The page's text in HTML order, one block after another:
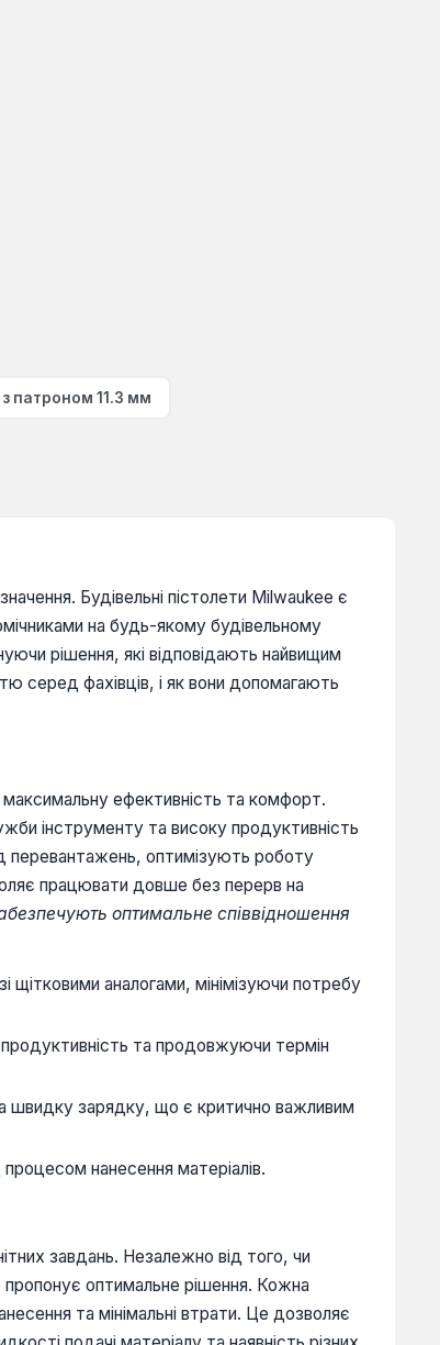
з патроном 11.3 мм
Будівельні пістолети Milwaukee є
на будь-якому будівельному
рішення, які відповідають найвищим
серед фахівців, і як вони допомагають
максимальну ефективність та комфорт.
інструменту та високу продуктивність
перевантажень, оптимізують роботу
працювати довше без перерв на
оптимальне співвідношення
щітковими аналогами, мінімізуючи потребу
та продовжуючи термін
швидку зарядку, що є критично важливим
нанесення матеріалів.
завдань. Незалежно від того, чи
пропонує оптимальне рішення. Кожна
та мінімальні втрати. Це дозволяє